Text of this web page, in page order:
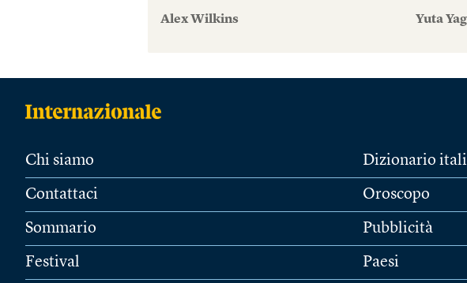
Alex Wilkins Yuta
Chi siamo
Contattaci
Sommario
Festival
Dizionario
Oroscopo
Pubblicità
Paesi